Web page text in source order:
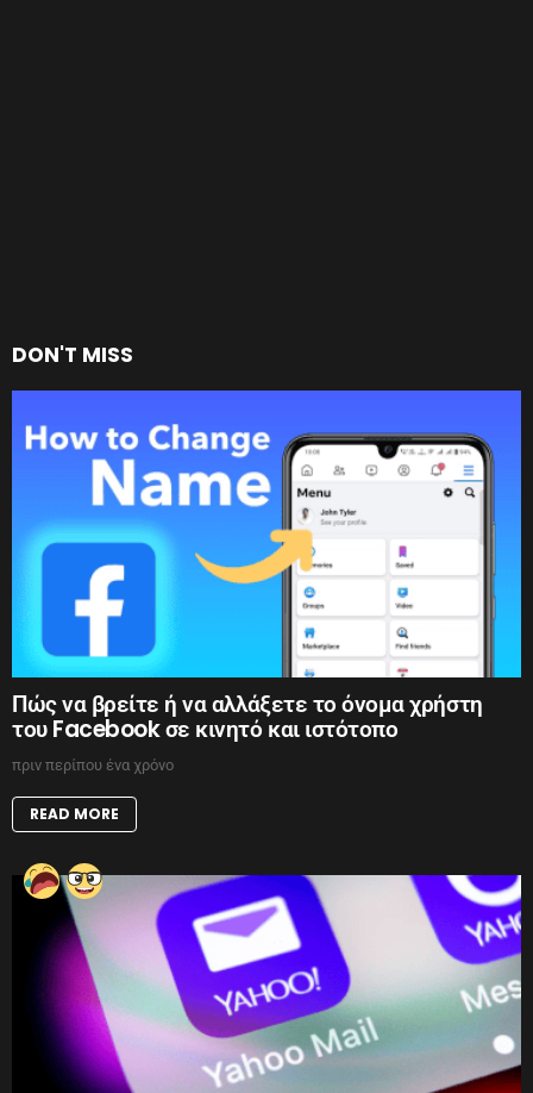
DON'T MISS
Πώς να βρείτε ή να αλλάξετε το όνομα χρήστη
του Facebook σε κινητό και ιστότοπο
πριν περίπου ένα χρόνο
READ MORE